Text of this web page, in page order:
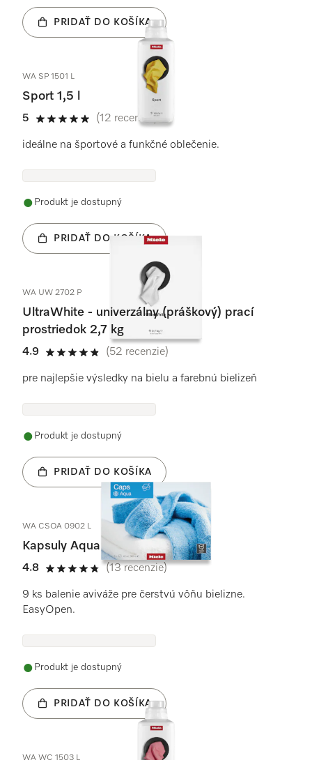
PRIDAŤ DO KOŠÍKA
WA SP 1501 L
Sport 1,5 l
5
5 / 5
(12 recenzie)
ideálne na športové a funkčné oblečenie.
Produkt je dostupný
PRIDAŤ DO KOŠÍKA
WA UW 2702 P
UltraWhite - univerzálny (práškový) prací
prostriedok 2,7 kg
4.9
4.9 / 5
(52 recenzie)
pre najlepšie výsledky na bielu a farebnú bielizeň
Produkt je dostupný
PRIDAŤ DO KOŠÍKA
WA CSOA 0902 L
Kapsuly Aqua
4.8
4.8 / 5
(13 recenzie)
9 ks balenie aviváže pre čerstvú vôňu bielizne.
EasyOpen.
Produkt je dostupný
PRIDAŤ DO KOŠÍKA
WA WC 1503 L